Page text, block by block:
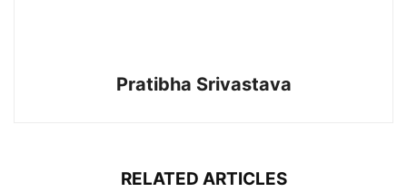
Pratibha Srivastava
RELATED ARTICLES